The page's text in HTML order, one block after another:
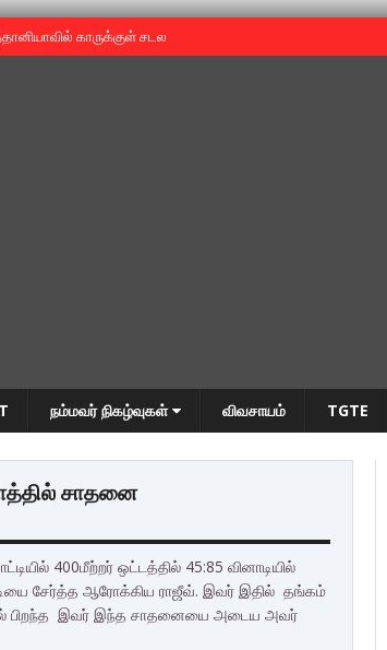
காருக்குள் சடலம் -தமிழருடையதா ?
நம்மவர் நிகழ்வுகள் விவசாயம் TGTE
சாதனை
400மீற்றர் ஒட்டத்தில் 45:85 வினாடியில்
சேர்த்த ஆரோக்கிய ராஜீவ். இவர் இதில் தங்கம்
பிறந்த இவர் இந்த சாதனையை அடைய அவர்